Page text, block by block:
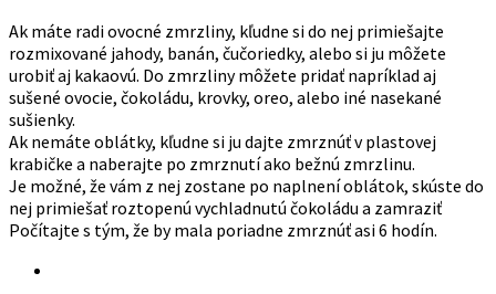
Ak máte radi ovocné zmrzliny, kľudne si do nej primiešajte
rozmixované jahody, banán, čučoriedky, alebo si ju môžete
urobiť aj kakaovú. Do zmrzliny môžete pridať napríklad aj
sušené ovocie, čokoládu, krovky, oreo, alebo iné nasekané
sušienky.
Ak nemáte oblátky, kľudne si ju dajte zmrznúť v plastovej
krabičke a naberajte po zmrznutí ako bežnú zmrzlinu.
Je možné, že vám z nej zostane po naplnení oblátok, skúste do
nej primiešať roztopenú vychladnutú čokoládu a zamraziť
Počítajte s tým, že by mala poriadne zmrznúť asi 6 hodín.
Prihláste sa na kurz pečenia